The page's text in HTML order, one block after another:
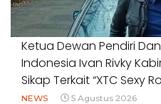
Ketua Dewan Pendiri
Indonesia Ivan Rivky
Sikap Terkait “XTC Sexy
NEWS 5 Agustus 2026